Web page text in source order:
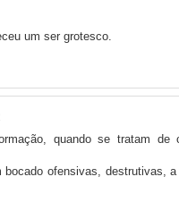
um ser grotesco.
quando se tratam de
ofensivas, destrutivas,